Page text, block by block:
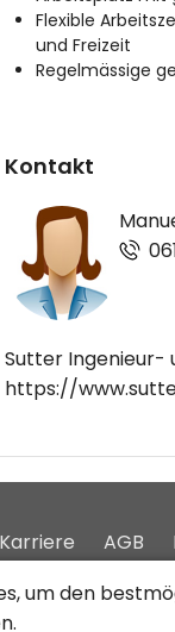
Flexible
und Freizeit
Regelmässige
Kontakt
Sutter Ingenieur-
https://
Karriere AGB
um den